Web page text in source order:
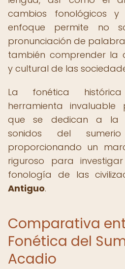
cambios fonológicos y
enfoque permite no
pronunciación de
también comprender la
y cultural de las
La fonética
herramienta invaluable
que se dedican a la
sonidos del
proporcionando un
riguroso para
fonología de las
Antiguo.
Comparativa
Fonética del
Acadio